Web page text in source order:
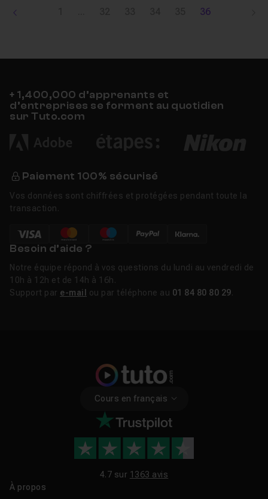
36
+ 1,400,000 d’apprenants et
d’entreprises se forment au quotidien
sur Tuto.com
Paiement 100% sécurisé
Vos données sont chiffrées et protégées pendant toute la
transaction.
Besoin d’aide ?
Notre équipe répond à vos questions du lundi au vendredi de
10h à 12h et de 14h à 16h.
Support par e-mail ou par téléphone au 01 84 80 80 29
Cours en français
4.7 sur 1363 avis
À propos